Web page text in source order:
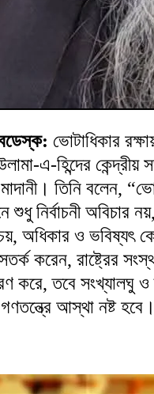
ভোটাধিকার
এ-হিন্দের কেন্দ্রীয়
তিনি বলেন,
শুধু নির্বাচনী অবিচার
অধিকার ও ভবিষ্যৎ
করেন, রাষ্ট্রের
করে, তবে সংখ্যালঘু ও
আস্থা নষ্ট হবে।